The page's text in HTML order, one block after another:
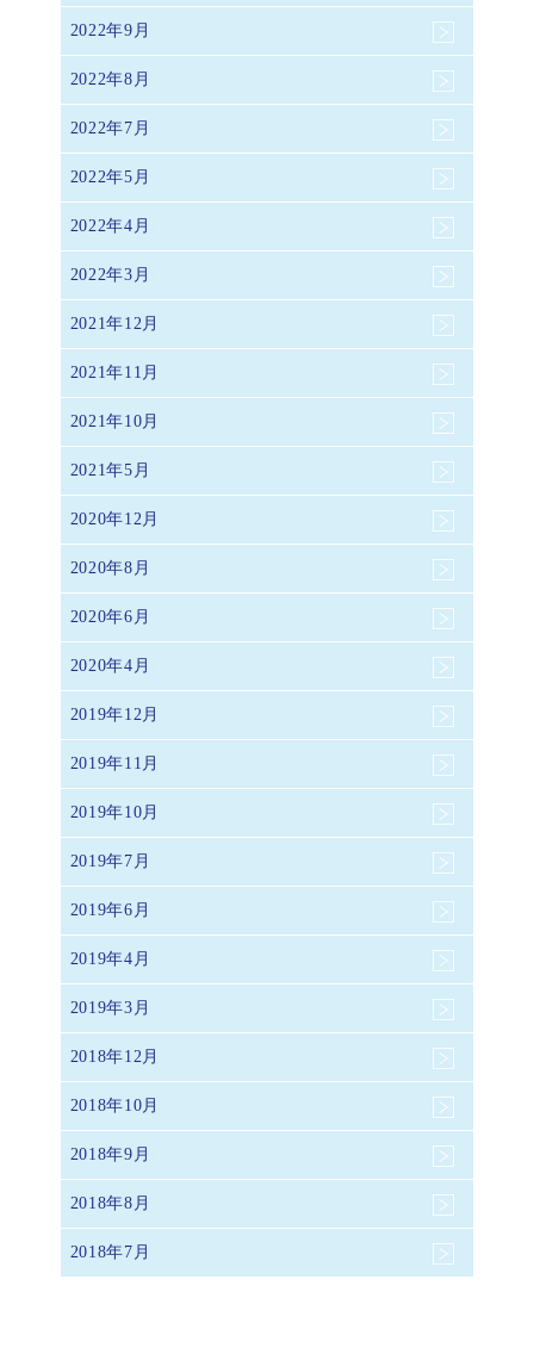
2022年9月
2022年8月
2022年7月
2022年5月
2022年4月
2022年3月
2021年12月
2021年11月
2021年10月
2021年5月
2020年12月
2020年8月
2020年6月
2020年4月
2019年12月
2019年11月
2019年10月
2019年7月
2019年6月
2019年4月
2019年3月
2018年12月
2018年10月
2018年9月
2018年8月
2018年7月